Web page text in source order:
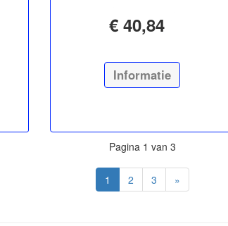
€ 40,84
Informatie
Pagina 1 van 3
1 2 3 »